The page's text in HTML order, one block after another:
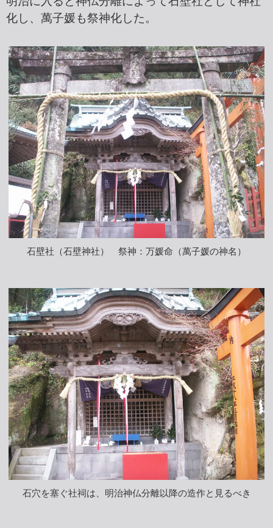
化し、萬子媛も祭神化した。
石壁社（石壁神社） 祭神：万媛命（萬子媛の神名）
石穴を塞ぐ社祠は、明治神仏分離以降の造作と見るべき